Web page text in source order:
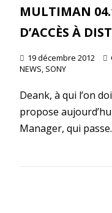
MULTIMAN
D’ACCÈS À
19 décembre 2012
NEWS, SONY
Deank, à qui l’on
propose
Manager, qui